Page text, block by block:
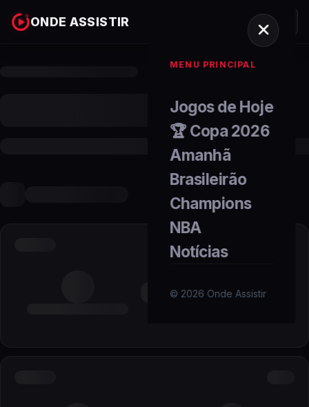
ONDE ASSISTIR
MENU PRINCIPAL
Jogos de Hoje
🏆 Copa 2026
Amanhã
Brasileirão
Champions
NBA
Notícias
© 2026 Onde Assistir